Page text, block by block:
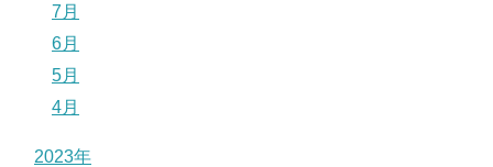
7月
6月
5月
4月
2023年